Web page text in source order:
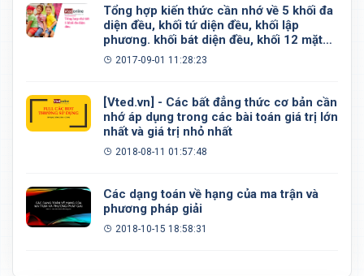
Tổng hợp kiến thức cần nhớ về 5 khối đa
diện đều, khối tứ diện đều, khối lập
phương. khối bát diện đều, khối 12 mặt
đều, khối 20 mặt đều
2017-09-01 11:28:23
[Vted.vn] - Các bất đẳng thức cơ bản cần
nhớ áp dụng trong các bài toán giá trị lớn
nhất và giá trị nhỏ nhất
2018-08-11 01:57:48
Các dạng toán về hạng của ma trận và
phương pháp giải
2018-10-15 18:58:31